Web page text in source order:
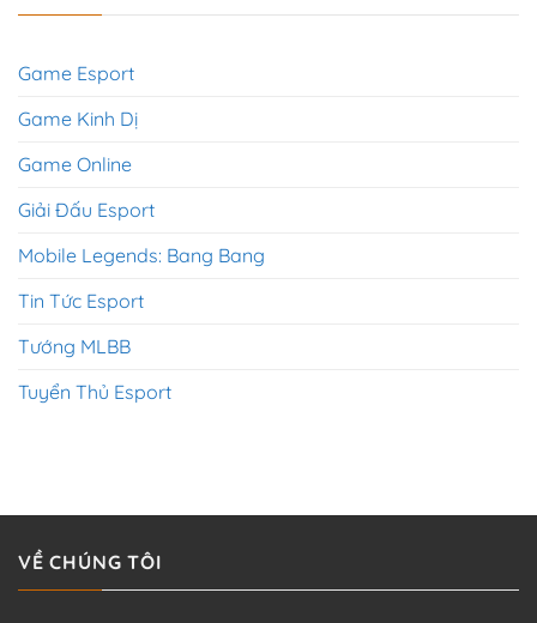
Game Esport
Game Kinh Dị
Game Online
Giải Đấu Esport
Mobile Legends: Bang Bang
Tin Tức Esport
Tướng MLBB
Tuyển Thủ Esport
VỀ CHÚNG TÔI